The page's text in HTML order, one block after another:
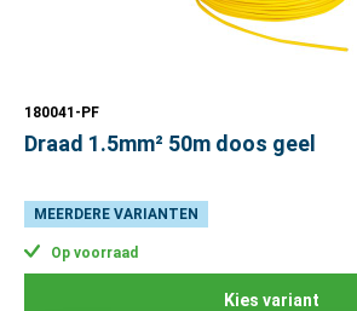
180041-PF
Draad 1.5mm² 50m doos geel
MEERDERE VARIANTEN
Op voorraad
Kies variant